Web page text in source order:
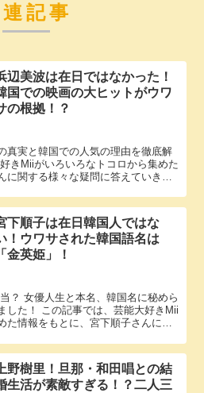
記事
辺美波は在日ではなかった！
国での映画の大ヒットがウワ
の根拠！？
真実と韓国での人気の理由を徹底解
きMiiがいろいろなトコロから集めた
に関する様々な疑問に答えていきま
下順子は在日韓国人ではな
！ウワサされた韓国語名は
「金英姫」！
？ 女優人生と本名、韓国名に秘めら
した！ この記事では、芸能大好きMii
た情報をもとに、宮下順子さんに関
上野樹里！旦那・和田唱との結
生活が素敵すぎる！？二人三